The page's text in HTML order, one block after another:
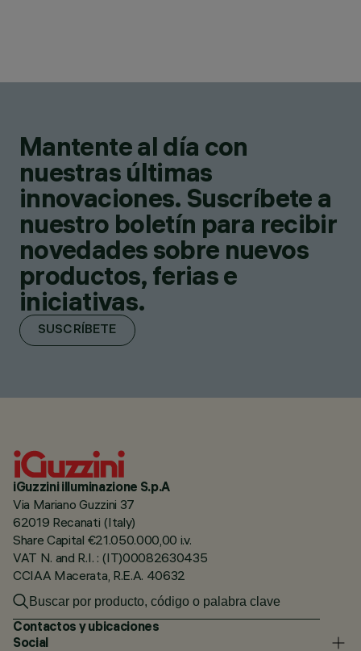
Mantente al día con
nuestras últimas
innovaciones. Suscríbete a
nuestro boletín para recibir
novedades sobre nuevos
productos, ferias e
iniciativas.
SUSCRÍBETE
iGuzzini illuminazione S.p.A
Via Mariano Guzzini 37
62019 Recanati (Italy)
Share Capital €21.050.000,00 i.v.
VAT N. and R.I. : (IT)00082630435
CCIAA Macerata, R.E.A. 40632
Contactos y ubicaciones
Social